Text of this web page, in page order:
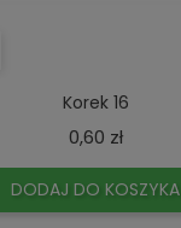
Korek 16
0,60 złCena
DODAJ DO KOSZYKA